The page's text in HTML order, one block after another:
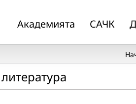
Академията САЧК